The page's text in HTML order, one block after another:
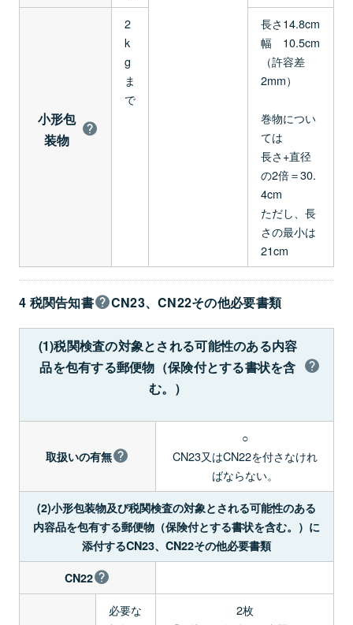
小形包
装物
2
k
g
ま
で
長さ14.8cm
幅 10.5cm
（許容差
2mm）
巻物につい
ては
長さ+直径
の2倍＝30.
4cm
ただし、長
さの最小は
21cm
4 税関告知書 CN23、CN22その他必要書類
(1)税関検査の対象とされる可能性のある内容
品を包有する郵便物（保険付とする書状を含
む。）
取扱いの有無
○
CN23又はCN22を付さなけれ
ばならない。
(2)小形包装物及び税関検査の対象とされる可能性のある
内容品を包有する郵便物（保険付とする書状を含む。）に
添付するCN23、CN22その他必要書類
CN22
必要な
2枚